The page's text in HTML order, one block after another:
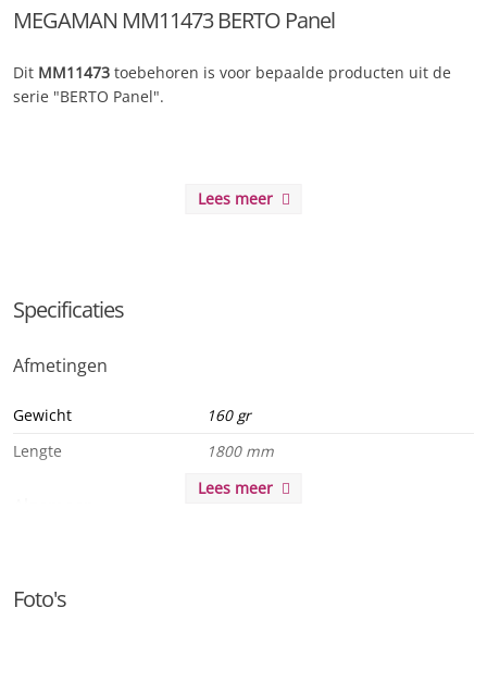
MEGAMAN MM11473 BERTO Panel
Dit MM11473 toebehoren is voor bepaalde producten uit de
serie "BERTO Panel".
Lees meer
Specificaties
Afmetingen
Gewicht
160 gr
Lengte
1800 mm
Energie
Lees meer
Foto's